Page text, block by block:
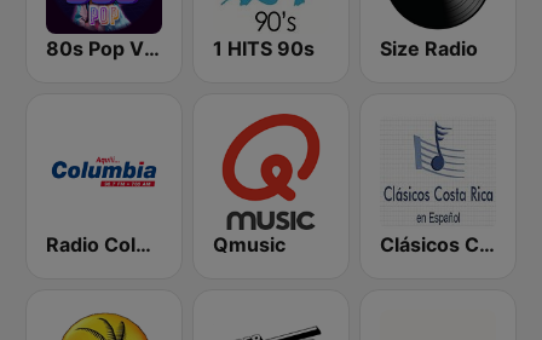
80s Pop Vibes 1 HITS 90s Size Radio
Radio Columbia Qmusic Clásicos Costa Rica Español